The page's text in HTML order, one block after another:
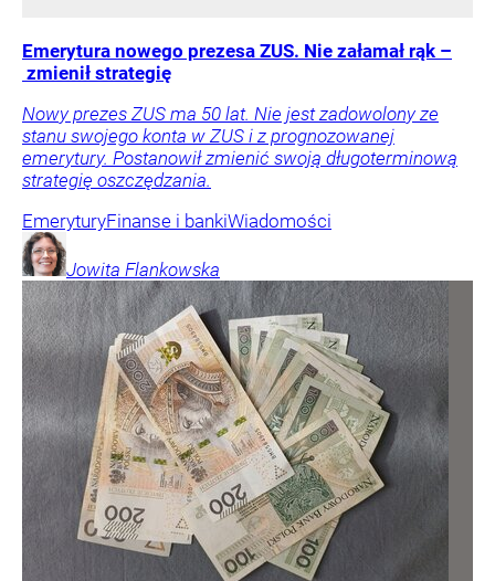
Emerytura nowego prezesa ZUS. Nie załamał rąk –
zmienił strategię
Nowy prezes ZUS ma 50 lat. Nie jest zadowolony ze
stanu swojego konta w ZUS i z prognozowanej
emerytury. Postanowił zmienić swoją długoterminową
strategię oszczędzania.
EmeryturyFinanse i bankiWiadomości
Jowita Flankowska